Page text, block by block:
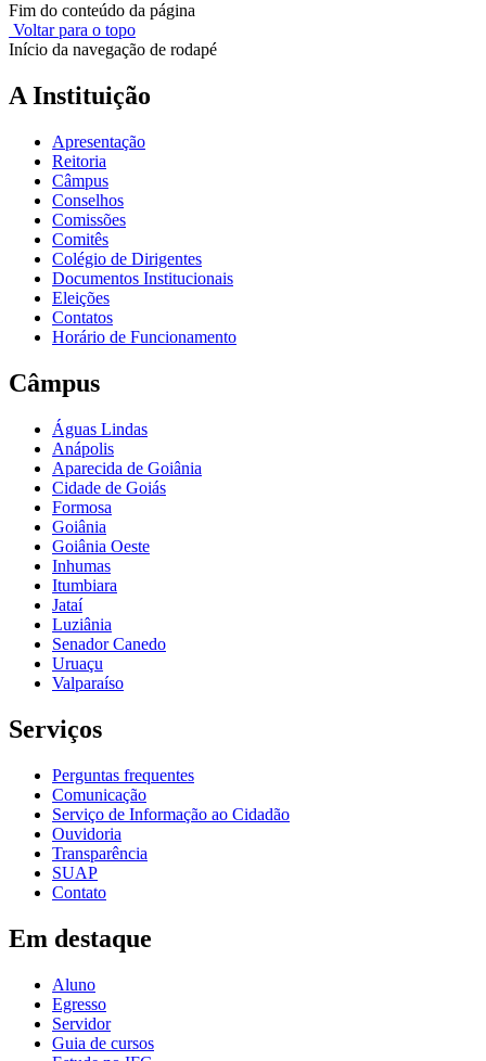
Fim do conteúdo da página
Voltar para o topo
Início da navegação de rodapé
A Instituição
Apresentação
Reitoria
Câmpus
Conselhos
Comissões
Comitês
Colégio de Dirigentes
Documentos Institucionais
Eleições
Contatos
Horário de Funcionamento
Câmpus
Águas Lindas
Anápolis
Aparecida de Goiânia
Cidade de Goiás
Formosa
Goiânia
Goiânia Oeste
Inhumas
Itumbiara
Jataí
Luziânia
Senador Canedo
Uruaçu
Valparaíso
Serviços
Perguntas frequentes
Comunicação
Serviço de Informação ao Cidadão
Ouvidoria
Transparência
SUAP
Contato
Em destaque
Aluno
Egresso
Servidor
Guia de cursos